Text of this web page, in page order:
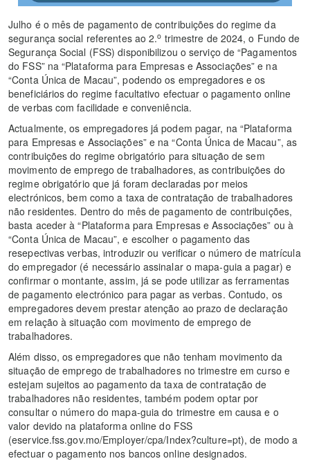
Julho é o mês de pagamento de contribuições do regime da
segurança social referentes ao 2.o trimestre de 2024, o Fundo de
Segurança Social (FSS) disponibilizou o serviço de “Pagamentos
do FSS” na “Plataforma para Empresas e Associações” e na
“Conta Única de Macau”, podendo os empregadores e os
beneficiários do regime facultativo efectuar o pagamento online
de verbas com facilidade e conveniência.
Actualmente, os empregadores já podem pagar, na “Plataforma
para Empresas e Associações” e na “Conta Única de Macau”, as
contribuições do regime obrigatório para situação de sem
movimento de emprego de trabalhadores, as contribuições do
regime obrigatório que já foram declaradas por meios
electrónicos, bem como a taxa de contratação de trabalhadores
não residentes. Dentro do mês de pagamento de contribuições,
basta aceder à “Plataforma para Empresas e Associações” ou à
“Conta Única de Macau”, e escolher o pagamento das
resepectivas verbas, introduzir ou verificar o número de matrícula
do empregador (é necessário assinalar o mapa-guia a pagar) e
confirmar o montante, assim, já se pode utilizar as ferramentas
de pagamento electrónico para pagar as verbas. Contudo, os
empregadores devem prestar atenção ao prazo de declaração
em relação à situação com movimento de emprego de
trabalhadores.
Além disso, os empregadores que não tenham movimento da
situação de emprego de trabalhadores no trimestre em curso e
estejam sujeitos ao pagamento da taxa de contratação de
trabalhadores não residentes, também podem optar por
consultar o número do mapa-guia do trimestre em causa e o
valor devido na plataforma online do FSS
(eservice.fss.gov.mo/Employer/cpa/Index?culture=pt), de modo a
efectuar o pagamento nos bancos online designados.